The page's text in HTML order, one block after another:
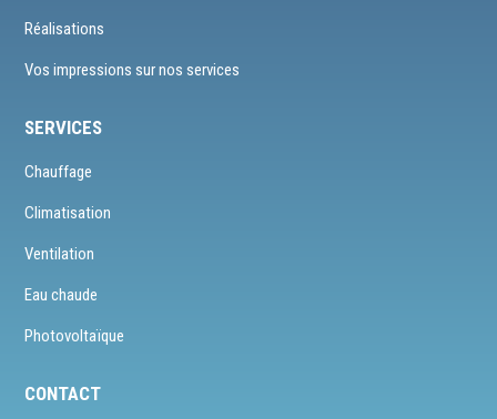
Réalisations
Vos impressions sur nos services
SERVICES
Chauffage
Climatisation
Ventilation
Eau chaude
Photovoltaïque
CONTACT